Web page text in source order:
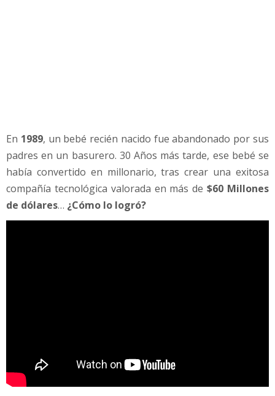
y
a
h
o
a
m
En 1989, un bebé recién nacido fue abandonado por sus
padres en un basurero. 30 Años más tarde, ese bebé se
había convertido en millonario, tras crear una exitosa
compañía tecnológica valorada en más de$60 Millones
de dólares… ¿Cómo lo logró?